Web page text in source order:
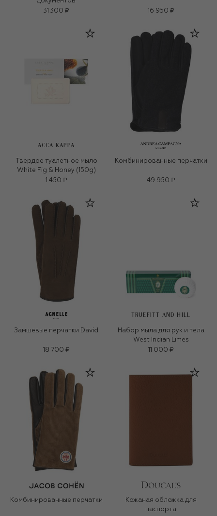
31 300 ₽
16 950 ₽
ACCA KAPPA
Твердое туалетное мыло
White Fig & Honey (150g)
1 450 ₽
Комбинированные перчатки
49 950 ₽
Замшевые перчатки David
18 700 ₽
TRUEFITT AND HILL
Набор мыла для рук и тела
West Indian Limes
11 000 ₽
Комбинированные перчатки
Кожаная обложка для
паспорта